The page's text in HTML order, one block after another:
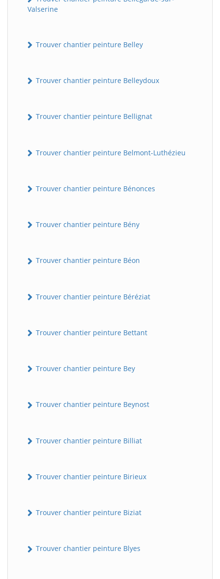
Valserine
Trouver chantier peinture Belley
Trouver chantier peinture Belleydoux
Trouver chantier peinture Bellignat
Trouver chantier peinture Belmont-Luthézieu
Trouver chantier peinture Bénonces
Trouver chantier peinture Bény
Trouver chantier peinture Béon
Trouver chantier peinture Béréziat
Trouver chantier peinture Bettant
Trouver chantier peinture Bey
Trouver chantier peinture Beynost
Trouver chantier peinture Billiat
Trouver chantier peinture Birieux
Trouver chantier peinture Biziat
Trouver chantier peinture Blyes